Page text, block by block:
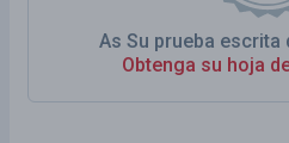
As Su prueba escrita
Obtenga su hoja